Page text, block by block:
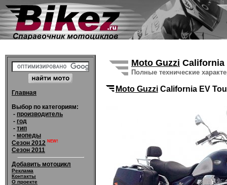
Главная
Выбор по категориям:
- производитель
- год
- тип
- мопеды
Сезон 2012 NEW!
Сезон 2011
Добавить мотоцикл
Реклама
Контакты
О проекте
Moto Guzzi
Полные технические
Moto Guzzi California EV